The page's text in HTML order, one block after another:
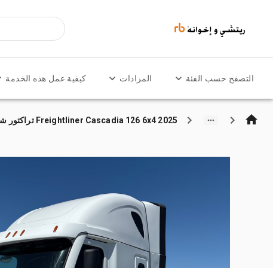
التصفح حسب الفئة المزادات كيفية عمل هذه الخدمة
2025 Freightliner Cascadia 126 6x4 تراكتور شاحنة كابينة النوم (ثنائية المحور)